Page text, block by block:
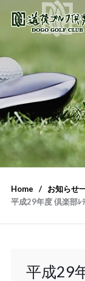
Home お知らせ
平成29年度 倶楽部ﾚ
平成29